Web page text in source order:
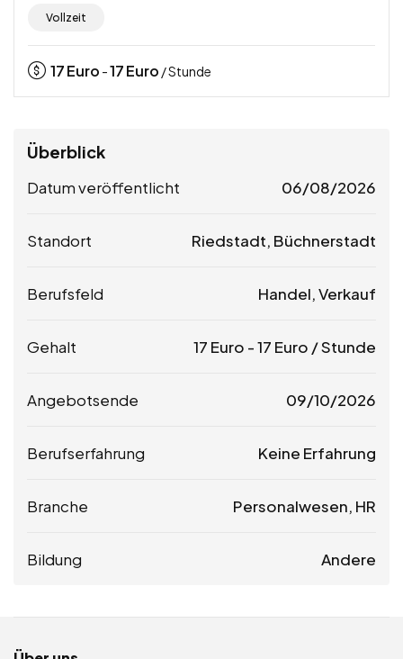
Vollzeit
17Euro -17Euro / Stunde
Überblick
Datum veröffentlicht 06/08/2026
Standort Riedstadt, Büchnerstadt
Berufsfeld Handel, Verkauf
Gehalt 17 Euro -17 Euro / Stunde
Angebotsende 09/10/2026
Berufserfahrung Keine Erfahrung
Branche Personalwesen, HR
Bildung Andere